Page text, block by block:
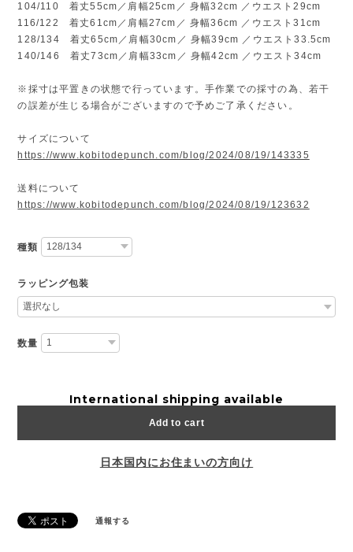
104/110 着丈55cm／肩幅25cm／ 身幅32cm ／ウエスト29cm
116/122 着丈61cm／肩幅27cm／ 身幅36cm ／ウエスト31cm
128/134 着丈65cm／肩幅30cm／ 身幅39cm ／ウエスト33.5cm
140/146 着丈73cm／肩幅33cm／ 身幅42cm ／ウエスト34cm
※採寸は平置きの状態で行っています。手作業での採寸の為、若干
の誤差が生じる場合がございますので予めご了承ください。
サイズについて
https://www.kobitodepunch.com/blog/2024/08/19/143335
送料について
https://www.kobitodepunch.com/blog/2024/08/19/123632
種類
ラッピング包装
数量
International shipping available
Add to cart
日本国内にお住まいの方向け
通報する